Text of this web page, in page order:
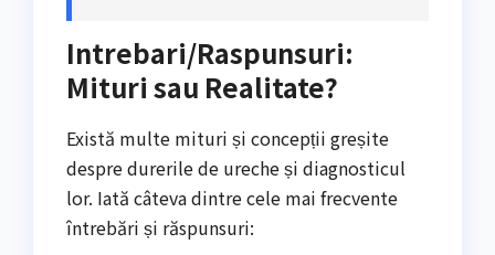
Intrebari/Raspunsuri:
Mituri sau Realitate?
Există multe mituri și concepții greșite
despre durerile de ureche și diagnosticul
lor. Iată câteva dintre cele mai frecvente
întrebări și răspunsuri: